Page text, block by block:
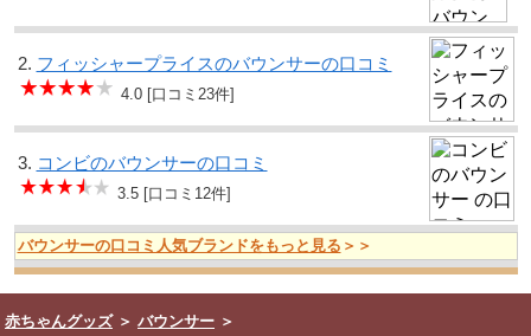
2. フィッシャープライスのバウンサーの口コミ
4.0 [口コミ23件]
3. コンビのバウンサーの口コミ
3.5 [口コミ12件]
バウンサーの口コミ人気ブランドをもっと見る ＞＞
赤ちゃんグッズ＞ バウンサー ＞